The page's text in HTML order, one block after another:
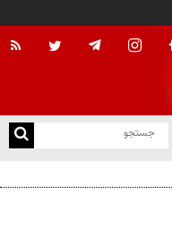
تناقض‌های محسن قرایی